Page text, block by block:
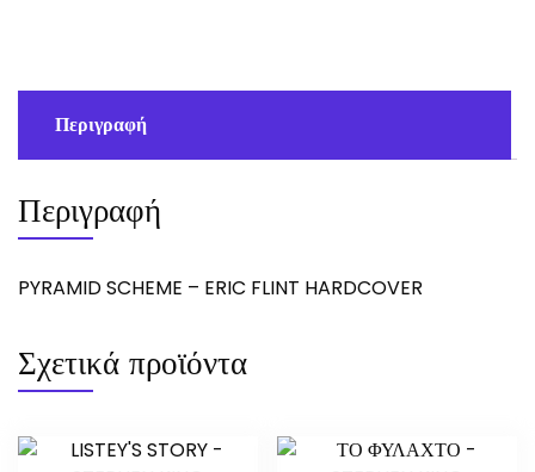
Περιγραφή
Περιγραφή
PYRAMID SCHEME – ERIC FLINT HARDCOVER
Σχετικά προϊόντα